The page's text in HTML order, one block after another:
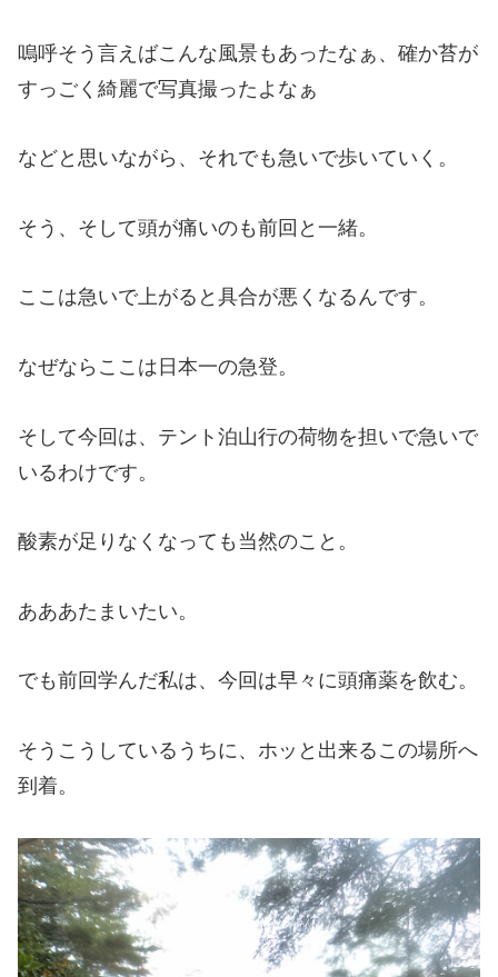
嗚呼そう言えばこんな風景もあったなぁ、確か苔が
すっごく綺麗で写真撮ったよなぁ
などと思いながら、それでも急いで歩いていく。
そう、そして頭が痛いのも前回と一緒。
ここは急いで上がると具合が悪くなるんです。
なぜならここは日本一の急登。
そして今回は、テント泊山行の荷物を担いで急いで
いるわけです。
酸素が足りなくなっても当然のこと。
あああたまいたい。
でも前回学んだ私は、今回は早々に頭痛薬を飲む。
そうこうしているうちに、ホッと出来るこの場所へ
到着。